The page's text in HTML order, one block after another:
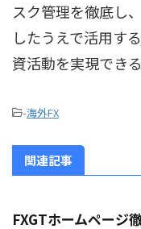
スク管理を徹底し
したうえで活用す
資活動を実現でき
-海外FX
関連記事
FXGTホームページ